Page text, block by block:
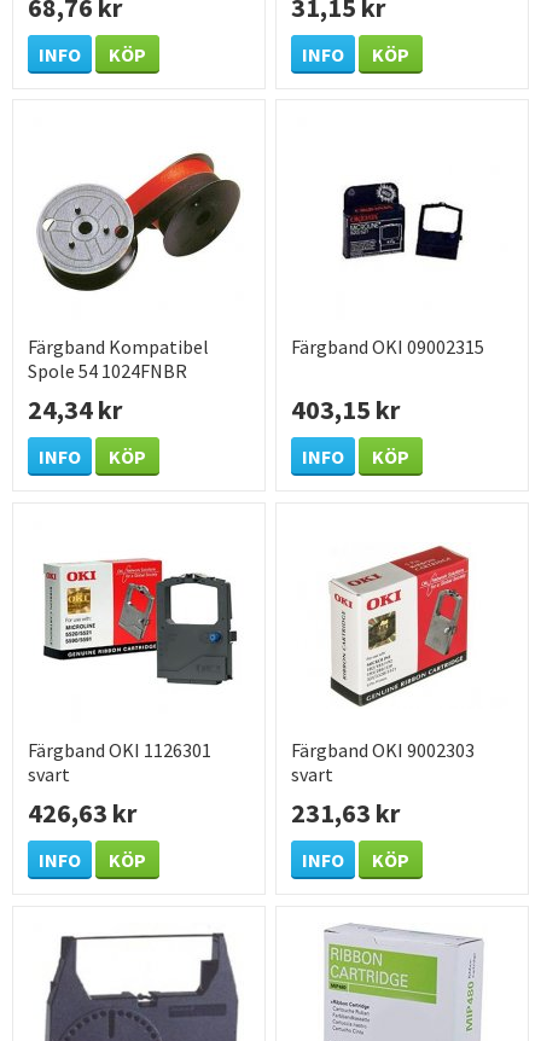
INFO KÖP INFO KÖP
Färgband Kompatibel
Spole 54 1024FNBR
svart/Röd
24,34 kr
INFO KÖP
Färgband OKI 09002315
403,15 kr
INFO KÖP
Färgband OKI 1126301
svart
426,63 kr
INFO KÖP
Färgband OKI 9002303
svart
231,63 kr
INFO KÖP